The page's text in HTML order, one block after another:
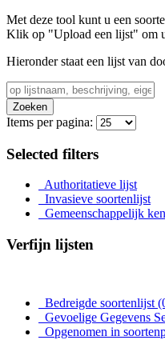
Met deze tool kunt u een
Klik op "Upload een lijst" om
Hieronder staat een lijst van
Zoeken
Items per pagina:
Selected filters
Authoritatieve lijst
Invasieve soortenlijst
Gemeenschappelijk
Verfijn lijsten
Bedreigde soortenlijst
Gevoelige Gegevens
Opgenomen in